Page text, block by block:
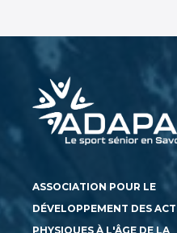
ASSOCIATION POUR LE
DÉVELOPPEMENT DES
PHYSIQUES À L'ÂGE DE LA